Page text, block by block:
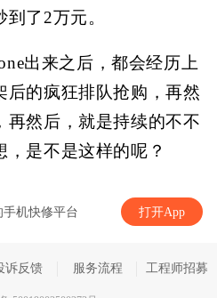
了2万元。
出来之后，都会经历上
后的疯狂排队抢购，再然
再然后，就是持续的不不
是不是这样的呢？
手机快修平台 打开App
诉反馈 服务流程 工程师招募